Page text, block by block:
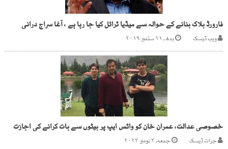
فارورڈ بلاک بنانے کے حوالہ سے میڈیا ٹرائل کیا جا رہا ہے ، آغا سراج درانی
ویب ڈیسک بدھ, ۱۱ ستمبر ۲۰۱۹
خصوصی عدالت، عمران خان کو واٹس ایپ پر بیٹوں سے بات کرانے کی اجازت
جرات ڈیسک جمعه, ۳ نومبر ۲۰۲۳